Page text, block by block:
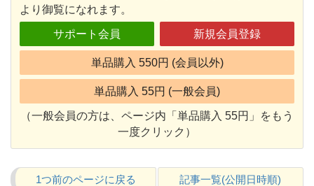
より御覧になれます。
サポート会員 新規会員登録
単品購入 550円 (会員以外)
単品購入 55円 (一般会員)
（一般会員の方は、ページ内「単品購入 55円」をもう
一度クリック）
1つ前のページに戻る 記事一覧(公開日時順)